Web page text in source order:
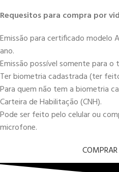
Requesitos para compra por
Emissão para certificado modelo
ano.
Emissão possível somente para o
Ter biometria cadastrada (ter
Para quem não tem a biometria
Carteira de Habilitação (CNH).
Pode ser feito pelo celular ou
microfone.